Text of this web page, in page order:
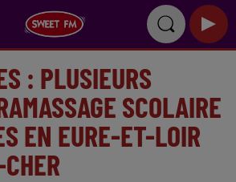
: PLUSIEURS
SCOLAIRE
EN EURE-ET-LOIR